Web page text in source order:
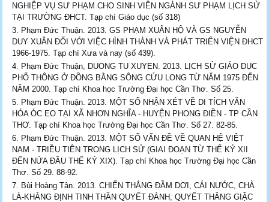
NGHIỆP VỤ SƯ PHẠM CHO SINH VIÊN NGÀNH SƯ PHẠM LỊCH SỬ
TẠI TRƯỜNG ĐHCT. Tạp chí Giáo dục (số 318)
Phạm Đức Thuận. 2013. GS PHẠM XUÂN HỘ VÀ GS NGUYỄN
DUY XUÂN ĐỐI VỚI VIỆC HÌNH THÀNH VÀ PHÁT TRIỂN VIỆN ĐHCT
1966-1975. Tạp chí Xưa và nay (số 439).
Phạm Đức Thuận, DUONG TU XUYEN. 2013. LỊCH SỬ GIÁO DỤC
PHỔ THÔNG Ở ĐỒNG BẰNG SÔNG CỬU LONG TỪ NĂM 1975 ĐẾN
NĂM 2000. Tạp chí Khoa học Trường Đại học Cần Thơ. Số 25.
Phạm Đức Thuận. 2013. MỘT SỐ NHẬN XÉT VỀ DI TÍCH VĂN
HÓA ÓC EO TẠI XÃ NHƠN NGHĨA - HUYỆN PHONG ĐIỀN - TP CẦN
THƠ. Tạp chí Khoa học Trường Đại học Cần Thơ. Số 27. 82-85.
Phạm Đức Thuận. 2013. MỘT SỐ VẤN ĐỀ VỀ QUAN HỆ VIỆT
NAM - TRIỀU TIÊN TRONG LỊCH SỬ (GIAI ĐOẠN TỪ THẾ KỶ XII
ĐẾN NỬA ĐẦU THẾ KỶ XIX). Tạp chí Khoa học Trường Đại học Cần
Thơ. Số 29. 88-92.
Bùi Hoàng Tân. 2013. CHIẾN THẮNG ĐẦM DƠI, CÁI NƯỚC, CHÀ
LÀ-KHẲNG ĐỊNH TINH THẦN QUYẾT ĐÁNH, QUYẾT THẮNG GIẶC